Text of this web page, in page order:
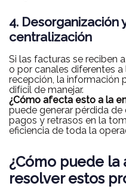
4. Desorganización
centralización
Si las facturas se reciben
o por canales diferentes
recepción, la información
difícil de manejar.
¿Cómo afecta esto a la
puede generar pérdida
pagos y retrasos en la
eficiencia de toda la
¿Cómo puede
resolver estos